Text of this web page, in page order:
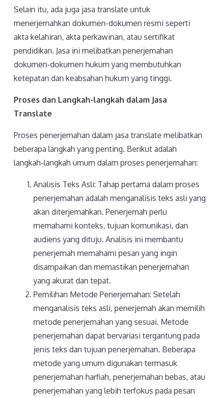
Selain itu, ada juga jasa translate untuk
menerjemahkan dokumen-dokumen resmi seperti
akta kelahiran, akta perkawinan, atau sertifikat
pendidikan. Jasa ini melibatkan penerjemahan
dokumen-dokumen hukum yang membutuhkan
ketepatan dan keabsahan hukum yang tinggi.
Proses dan Langkah-langkah dalam Jasa
Translate
Proses penerjemahan dalam jasa translate melibatkan
beberapa langkah yang penting. Berikut adalah
langkah-langkah umum dalam proses penerjemahan:
Analisis Teks Asli: Tahap pertama dalam proses
penerjemahan adalah menganalisis teks asli yang
akan diterjemahkan. Penerjemah perlu
memahami konteks, tujuan komunikasi, dan
audiens yang dituju. Analisis ini membantu
penerjemah memahami pesan yang ingin
disampaikan dan memastikan penerjemahan
yang akurat dan tepat.
Pemilihan Metode Penerjemahan: Setelah
menganalisis teks asli, penerjemah akan memilih
metode penerjemahan yang sesuai. Metode
penerjemahan dapat bervariasi tergantung pada
jenis teks dan tujuan penerjemahan. Beberapa
metode yang umum digunakan termasuk
penerjemahan harfiah, penerjemahan bebas, atau
penerjemahan yang lebih terfokus pada pesan